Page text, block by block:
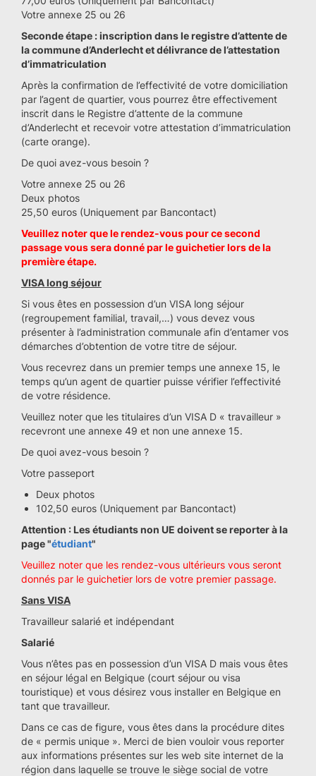
Votre annexe 25 ou 26
Seconde étape : inscription dans le registre d’attente de
la commune d’Anderlecht et délivrance de l’attestation
d’immatriculation
Après la confirmation de l’effectivité de votre domiciliation
par l’agent de quartier, vous pourrez être effectivement
inscrit dans le Registre d’attente de la commune
d’Anderlecht et recevoir votre attestation d’immatriculation
(carte orange).
De quoi avez-vous besoin ?
Votre annexe 25 ou 26
Deux photos
25,50 euros (Uniquement par Bancontact)
Veuillez noter que le rendez-vous pour ce second
passage vous sera donné par le guichetier lors de la
première étape.
VISA long séjour
Si vous êtes en possession d’un VISA long séjour
(regroupement familial, travail,…) vous devez vous
présenter à l’administration communale afin d’entamer vos
démarches d’obtention de votre titre de séjour.
Vous recevrez dans un premier temps une annexe 15, le
temps qu’un agent de quartier puisse vérifier l’effectivité
de votre résidence.
Veuillez noter que les titulaires d’un VISA D « travailleur »
recevront une annexe 49 et non une annexe 15.
De quoi avez-vous besoin ?
Votre passeport
Deux photos
102,50 euros (Uniquement par Bancontact)
Attention : Les étudiants non UE doivent se reporter à la
page "étudiant"
Veuillez noter que les rendez-vous ultérieurs vous seront
donnés par le guichetier lors de votre premier passage.
Sans VISA
Travailleur salarié et indépendant
Salarié
Vous n’êtes pas en possession d’un VISA D mais vous êtes
en séjour légal en Belgique (court séjour ou visa
touristique) et vous désirez vous installer en Belgique en
tant que travailleur.
Dans ce cas de figure, vous êtes dans la procédure dites
de « permis unique ». Merci de bien vouloir vous reporter
aux informations présentes sur les web site internet de la
région dans laquelle se trouve le siège social de votre